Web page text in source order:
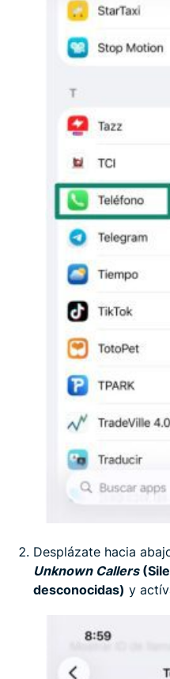
Desplázate hacia
Unknown Callers
desconocidas) y